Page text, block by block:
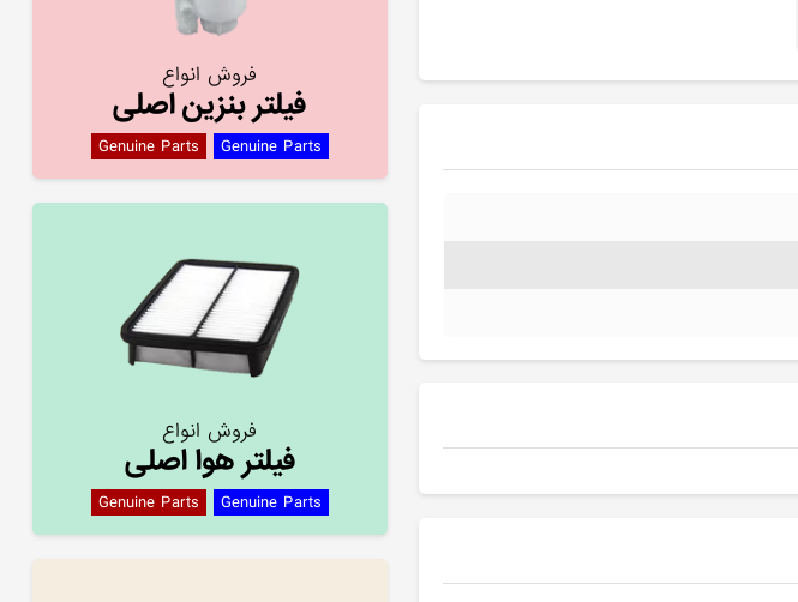
فروش انواع
فیلتر بنزین اصلی
Genuine Parts Genuine Parts
فروش انواع
فیلتر هوا اصلی
Genuine Parts Genuine Parts